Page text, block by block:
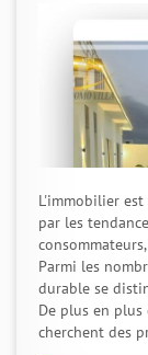
L'immobilier
par les
Parmi les
durable se
De plus en plus
cherchent des